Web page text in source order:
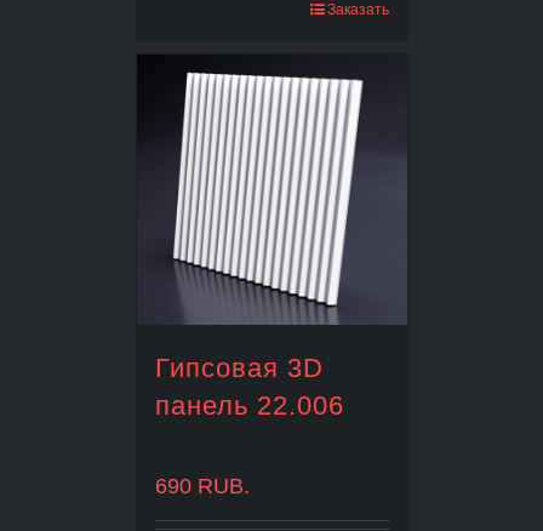
Заказать
Гипсовая 3D
панель 22.006
690RUB.